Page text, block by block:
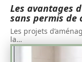
Les avantages
sans permis de
Les projets
la…